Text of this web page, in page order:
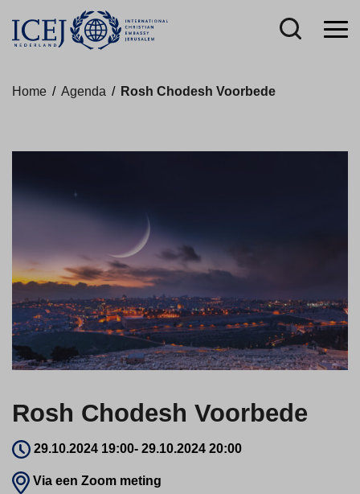
Home / Agenda / Rosh Chodesh Voorbede
Rosh Chodesh Voorbede
29.10.2024 19:00- 29.10.2024 20:00
Via een Zoom meting